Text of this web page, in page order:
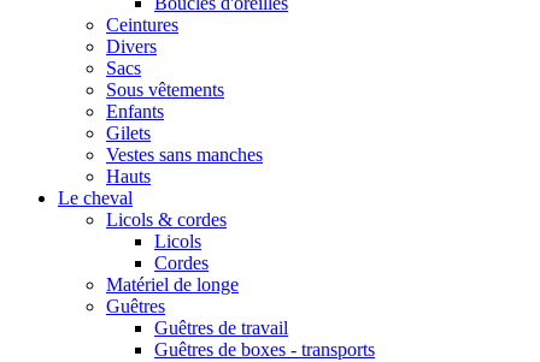
Ceintures
Divers
Sacs
Sous vêtements
Enfants
Gilets
Vestes sans manches
Hauts
Le cheval
Licols & cordes
Licols
Cordes
Matériel de longe
Guêtres
Guêtres de travail
Guêtres de boxes - transports